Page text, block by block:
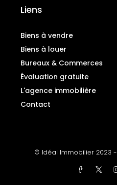
Liens
Biens à vendre
Biens à louer
Bureaux & Commerces
Évaluation gratuite
L'agence immobilière
Contact
© Idéal Immobilier 2023